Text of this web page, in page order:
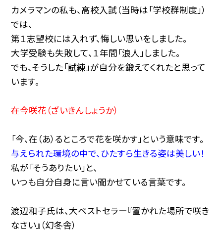
カメラマンの私も、高校入試（当時は「学校群制度」）
では、
第１志望校には入れず、悔しい思いをしました。
大学受験も失敗して、１年間「浪人」しました。
でも、そうした「試練」が自分を鍛えてくれたと思って
います。
在今咲花（ざいきんしょうか）
「今、在（あ）るところで花を咲かす」という意味です。
与えられた環境の中で、ひたすら生きる姿は美しい！
私が「そうありたい」と、
いつも自分自身に言い聞かせている言葉です。
渡辺和子氏は、大ベストセラー『置かれた場所で咲き
なさい』（幻冬舎）